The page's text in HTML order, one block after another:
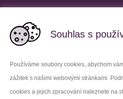
Souhlas s
Používáme soubory cookies, abychom
zážitek s našimi webovými stránkami.
cookies a jejich zpracování naleznete na